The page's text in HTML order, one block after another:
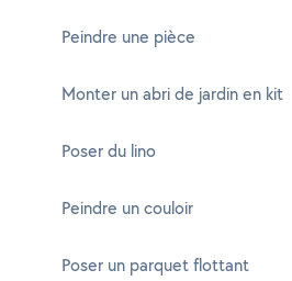
Peindre une pièce
Monter un abri de jardin en kit
Poser du lino
Peindre un couloir
Poser un parquet flottant